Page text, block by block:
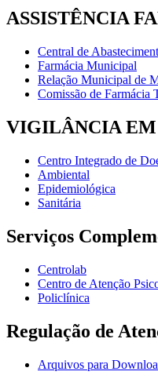
ASSISTÊNCIA
Central de
Farmácia Municipal
Relação Municipal de
Comissão de Farmácia
VIGILÂNCIA EM
Centro Integrado de
Ambiental
Epidemiológica
Sanitária
Serviços
Centrolab
Centro de Atenção
Policlínica
Regulação de
Arquivos para